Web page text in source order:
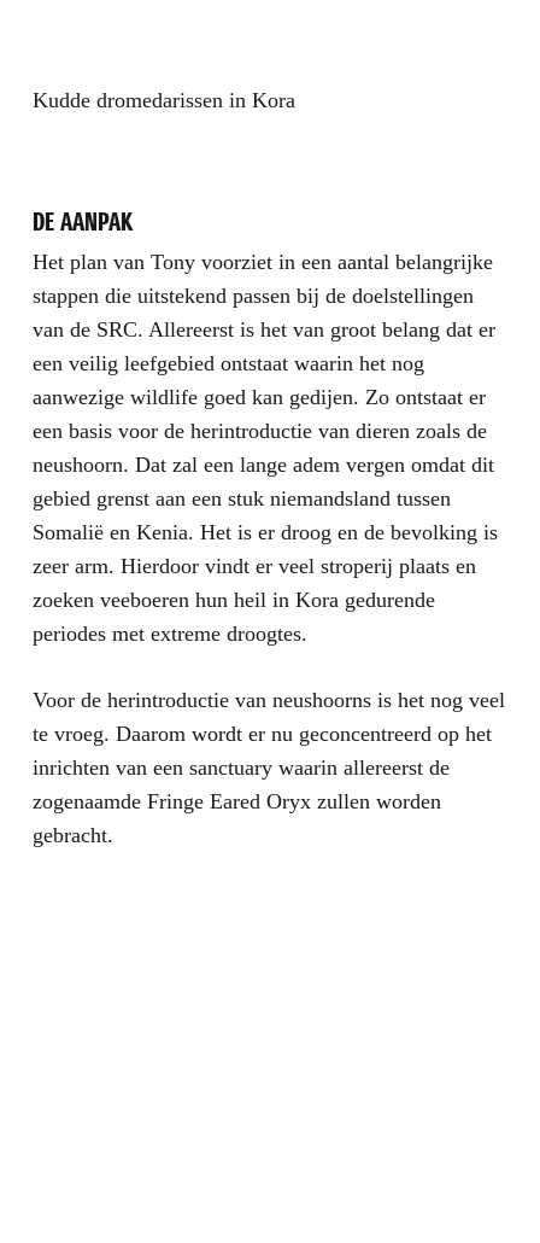
Kudde dromedarissen in Kora
DE AANPAK
Het plan van Tony voorziet in een aantal belangrijke
stappen die uitstekend passen bij de doelstellingen
van de SRC. Allereerst is het van groot belang dat er
een veilig leefgebied ontstaat waarin het nog
aanwezige wildlife goed kan gedijen. Zo ontstaat er
een basis voor de herintroductie van dieren zoals de
neushoorn. Dat zal een lange adem vergen omdat dit
gebied grenst aan een stuk niemandsland tussen
Somalië en Kenia. Het is er droog en de bevolking is
zeer arm. Hierdoor vindt er veel stroperij plaats en
zoeken veeboeren hun heil in Kora gedurende
periodes met extreme droogtes.
Voor de herintroductie van neushoorns is het nog veel
te vroeg. Daarom wordt er nu geconcentreerd op het
inrichten van een sanctuary waarin allereerst de
zogenaamde Fringe Eared Oryx zullen worden
gebracht.